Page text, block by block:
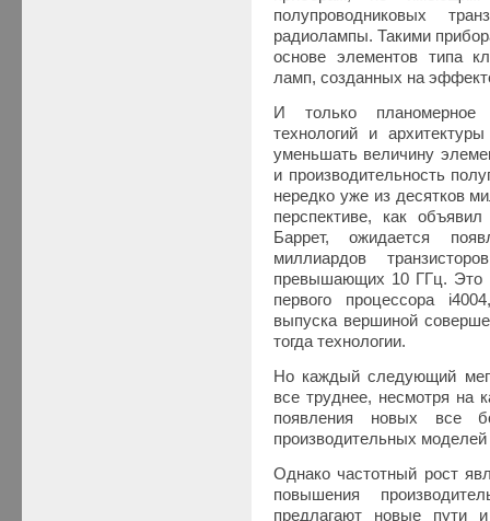
полупроводниковых
радиолампы. Такими
основе элементов типа
ламп, созданных на
И только планомерное
технологий и
уменьшать величину
и производительность
нередко уже из десятков
перспективе, как
Баррет, ожидается
миллиардов
превышающих 10 ГГц. Это
первого процессора
выпуска вершиной
тогда технологии.
Но каждый следующий
все труднее, несмотря на
появления новых все
производительных
Однако частотный рост
повышения
предлагают новые пути